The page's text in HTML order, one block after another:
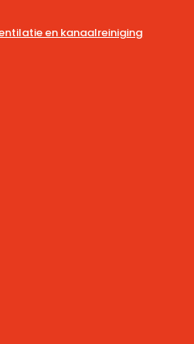
en kanaalreiniging